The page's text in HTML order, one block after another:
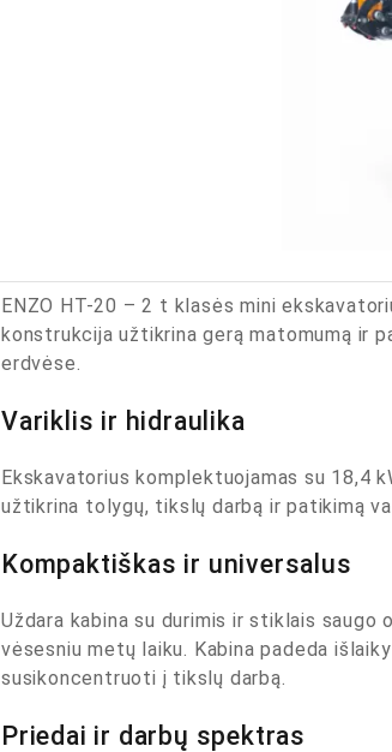
ENZO HT-20 – 2 t klasės mini
konstrukcija užtikrina gerą matomumą ir
erdvėse.
Variklis ir hidraulika
Ekskavatorius komplektuojamas su 18,4
užtikrina tolygų, tikslų darbą ir patikimą
Kompaktiškas ir universalus
Uždara kabina su durimis ir stiklais
vėsesniu metų laiku. Kabina padeda
susikoncentruoti į tikslų darbą.
Priedai ir darbų spektras